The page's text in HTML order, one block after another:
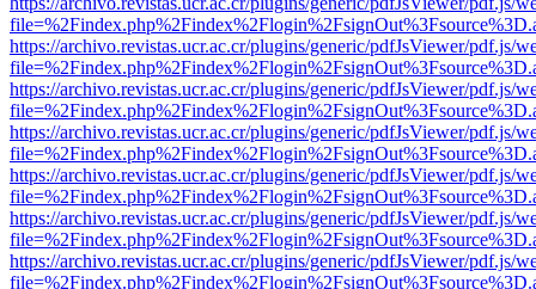
https://archivo.revistas.ucr.ac.cr/plugins/generic/pdfJsViewer/pdf.js/
https://archivo.revistas.ucr.ac.cr/plugins/generic/pdfJsViewer/pdf.js/
https://archivo.revistas.ucr.ac.cr/plugins/generic/pdfJsViewer/pdf.js/
https://archivo.revistas.ucr.ac.cr/plugins/generic/pdfJsViewer/pdf.js/
https://archivo.revistas.ucr.ac.cr/plugins/generic/pdfJsViewer/pdf.js/
https://archivo.revistas.ucr.ac.cr/plugins/generic/pdfJsViewer/pdf.js/